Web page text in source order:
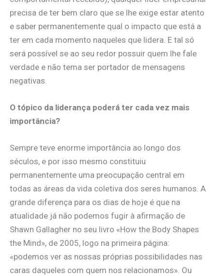
precisa de ter bem claro que se lhe exige estar atento
e saber permanentemente qual o impacto que está a
ter em cada momento naqueles que lidera. E tal só
será possível se ao seu redor possuir quem lhe fale
verdade e não tema ser portador de mensagens
negativas.
O tópico da liderança poderá ter cada vez mais
importância?
Sempre teve enorme importância ao longo dos
séculos, e por isso mesmo constituiu
permanentemente uma preocupação central em
todas as áreas da vida coletiva dos seres humanos. A
grande diferença para os dias de hoje é que na
atualidade já não podemos fugir à afirmação de
Shawn Gallagher no seu livro «How the Body Shapes
the Mind», de 2005, logo na primeira página:
«podemos ver as nossas próprias possibilidades nas
caras daqueles com quem nos relacionamos». Ou